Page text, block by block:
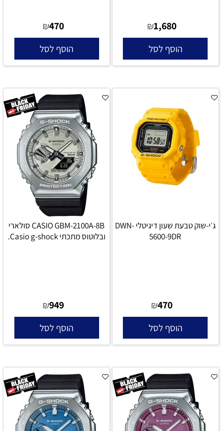
₪1,680
הוסף לסל
₪470
הוסף לסל
ג׳י-שוק טבעת שעון דיגיטלי DWN-
5600-9DR
₪470
הוסף לסל
CASIO GBM-2100A-8B סולארי
ובלוטוס מתכתי Casio g-shock.
₪949
הוסף לסל